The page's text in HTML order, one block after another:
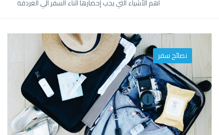
اهم الأشياء التي يجب إحضارها أثناء السفر الي الغردقة
نصائح سفر